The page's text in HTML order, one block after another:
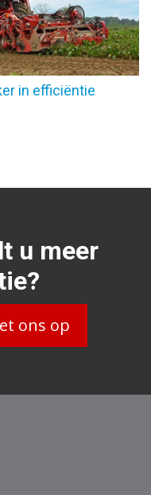
in efficiëntie
u meer
ons op